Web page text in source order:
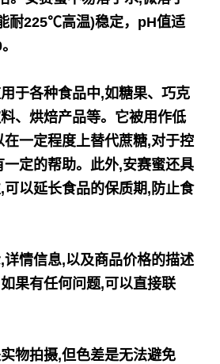
耐225℃高温)稳定，pH值适
于各种食品中,如糖果、巧克
、烘焙产品等。它被用作低
在一定程度上替代蔗糖,对于控
定的帮助。此外,安赛蜜还具
以延长食品的保质期,防止食
详情信息,以及商品价格的描述
果有任何问题,可以直接联
物拍摄,但色差是无法避免